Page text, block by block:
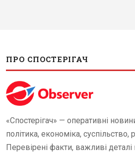
ПРО СПОСТЕРІГАЧ
«Спостерігач» — оперативні
політика, економіка, суспільство,
Перевірені факти, важливі